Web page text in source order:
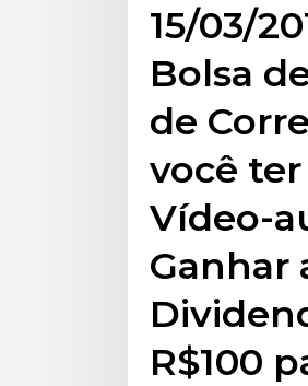
15/03/
Bolsa
de
você
Vídeo-
Ganhar
R$100